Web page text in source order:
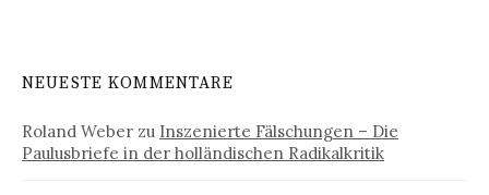
NEUESTE KOMMENTARE
Roland Weber zu Inszenierte Fälschungen – Die
Paulusbriefe in der holländischen Radikalkritik